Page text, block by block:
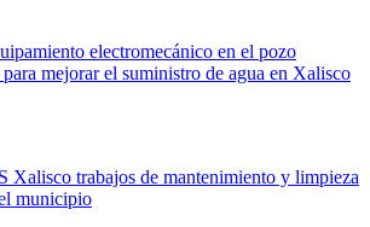
electromecánico en el pozo
mejorar el suministro de agua en Xalisco
Xalisco trabajos de mantenimiento y limpieza
municipio